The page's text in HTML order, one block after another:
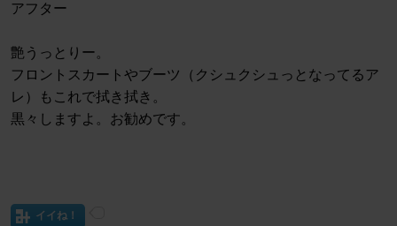
アフター
艶うっとりー。
フロントスカートやブーツ（クシュクシュっとなってるア
レ）もこれで拭き拭き。
黒々しますよ。お勧めです。
イイね！